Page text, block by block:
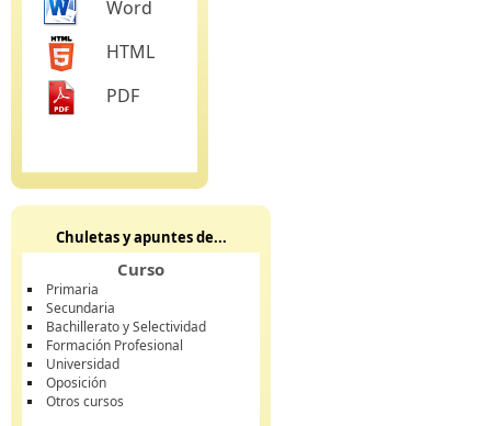
Word
HTML
PDF
Chuletas y apuntes de...
Curso
Primaria
Secundaria
Bachillerato y Selectividad
Formación Profesional
Universidad
Oposición
Otros cursos